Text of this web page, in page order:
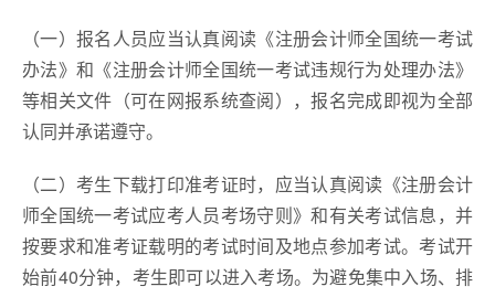
（一）报名人员应当认真阅读《注册会计师全国统一考试
办法》和《注册会计师全国统一考试违规行为处理办法》
等相关文件（可在网报系统查阅），报名完成即视为全部
认同并承诺遵守。
（二）考生下载打印准考证时，应当认真阅读《注册会计
师全国统一考试应考人员考场守则》和有关考试信息，并
按要求和准考证载明的考试时间及地点参加考试。考试开
始前40分钟，考生即可以进入考场。为避免集中入场、排